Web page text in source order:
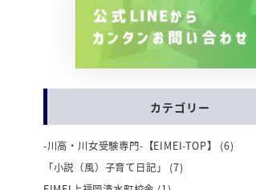
カテゴリー
-川高・川女受験専門-【EIMEI-TOP】
(6)
「小説（風）子育て日記」
(7)